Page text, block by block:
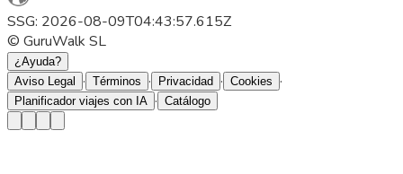
SSG: 2026-08-09T04:43:57.615Z
© GuruWalk SL
¿Ayuda?
Aviso Legal
· Términos · Privacidad · Cookies ·
Planificador viajes con IA · Catálogo